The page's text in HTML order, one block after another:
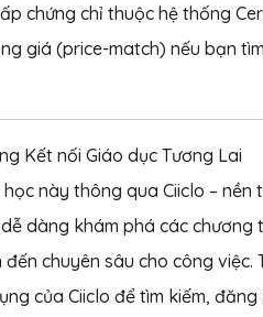
chứng chỉ thuộc hệ thống
giá (price-match) nếu bạn
Kết nối Giáo dục Tương Lai
này thông qua Ciiclo – nền
dàng khám phá các chương
chuyên sâu cho công việc.
của Ciiclo để tìm kiếm,